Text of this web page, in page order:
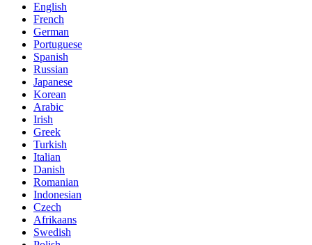
English
French
German
Portuguese
Spanish
Russian
Japanese
Korean
Arabic
Irish
Greek
Turkish
Italian
Danish
Romanian
Indonesian
Czech
Afrikaans
Swedish